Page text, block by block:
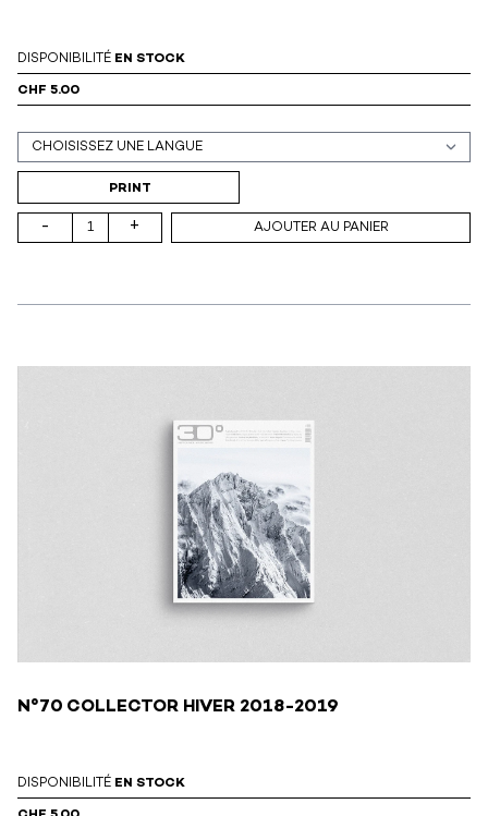
DISPONIBILITÉ EN STOCK
CHF 5.00
Support (print ou digital)
PRINT
- + AJOUTER AU PANIER
N°70 COLLECTOR HIVER 2018-2019
DISPONIBILITÉ EN STOCK